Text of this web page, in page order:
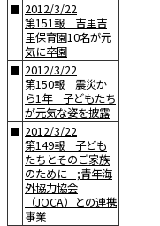
■ 2012/3/22
第151報 吉里吉
里保育園10名が元
気に卒園
■ 2012/3/22
第150報 震災か
ら1年 子どもたち
が元気な姿を披露
■ 2012/3/22
第149報 子ども
たちとそのご家族
のために—;青年海
外協力協会
（JOCA）との連携
事業